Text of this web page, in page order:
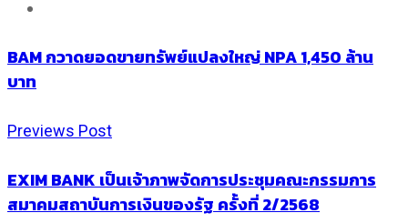
BAM กวาดยอดขายทรัพย์แปลงใหญ่ NPA 1,450 ล้าน
บาท
Previews Post
EXIM BANK เป็นเจ้าภาพจัดการประชุมคณะกรรมการ
สมาคมสถาบันการเงินของรัฐ ครั้งที่ 2/2568